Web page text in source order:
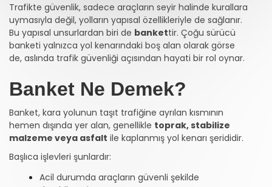
Trafikte güvenlik, sadece araçların seyir halinde kurallara
uymasıyla değil, yolların yapısal özellikleriyle de sağlanır.
Bu yapısal unsurlardan biri de bankettir. Çoğu sürücü
banketi yalnızca yol kenarındaki boş alan olarak görse
de, aslında trafik güvenliği açısından hayati bir rol oynar.
Banket Ne Demek?
Banket, kara yolunun taşıt trafiğine ayrılan kısmının
hemen dışında yer alan, genellikle toprak, stabilize
malzeme veya asfalt ile kaplanmış yol kenarı şerididir.
Başlıca işlevleri şunlardır:
Acil durumda araçların güvenli şekilde